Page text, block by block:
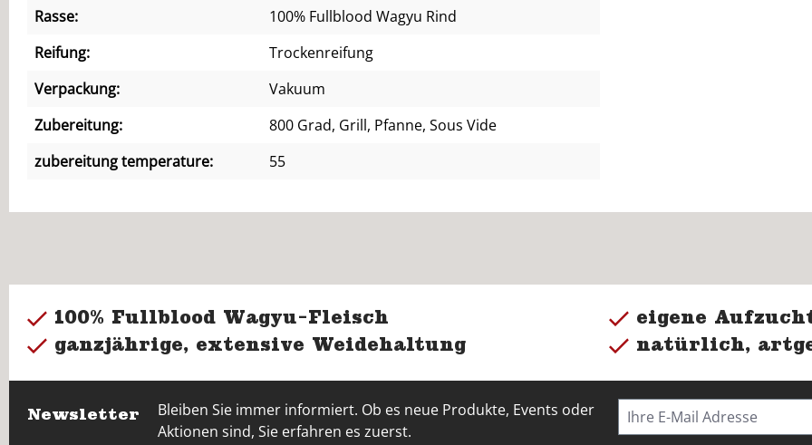
Rasse:
100% Fullblood Wagyu Rind
Reifung:
Trockenreifung
Verpackung:
Vakuum
Zubereitung:
800 Grad, Grill, Pfanne, Sous Vide
zubereitung temperature:
55
100% Fullblood Wagyu-Fleisch
eigene
ganzjährige, extensive Weidehaltung
natürlich,
Newsletter
Bleiben Sie immer informiert. Ob es neue Produkte, Events oder
Aktionen sind, Sie erfahren es zuerst.